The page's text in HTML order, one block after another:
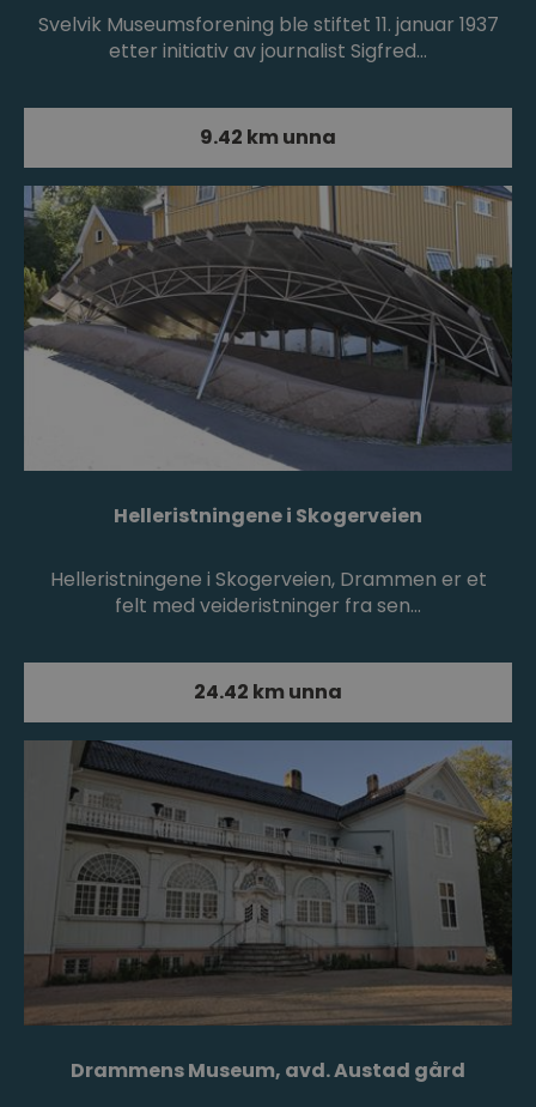
Svelvik Museumsforening ble stiftet 11. januar 1937
etter initiativ av journalist Sigfred…
9.42 km unna
Helleristningene i Skogerveien
Helleristningene i Skogerveien, Drammen er et
felt med veideristninger fra sen…
24.42 km unna
Drammens Museum, avd. Austad gård